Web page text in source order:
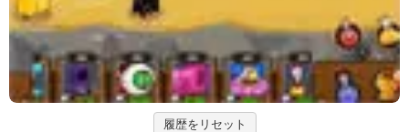
動物たちを3匹以上にして捕まえていくパズルゲー
ム。
脳が⑨になるチルノの算数トレー...
東方の人気キャラクター「チルノ」が算数にチャレン
ジする脳トレ...
履歴をリセット